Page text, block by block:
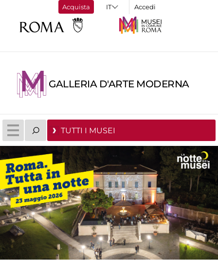
Acquista Accedi
GALLERIA D'ARTE MODERNA
TUTTI I MUSEI